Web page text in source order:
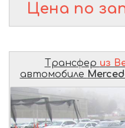
Цена по
Трансфер из
автомобиле